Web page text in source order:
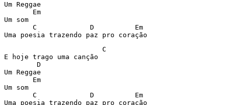
Um Reggae
       Em
Um som
       C             D          Em
Uma poesia trazendo paz pro coração
E hoje trago uma canção
Um Reggae
       Em
Um som
       C             D          Em
Uma poesia trazendo paz pro coração